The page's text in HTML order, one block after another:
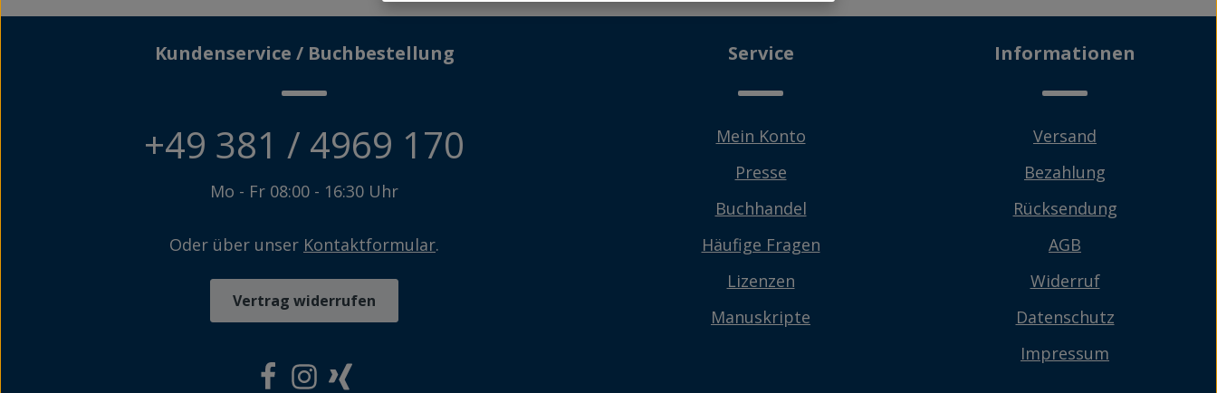
Kundenservice / Buchbestellung
+49 381 / 4969 170
Mo - Fr 08:00 - 16:30 Uhr
Oder über unser Kontaktformular.
Vertrag widerrufen
Service
Mein Konto
Presse
Buchhandel
Häufige Fragen
Lizenzen
Manuskripte
Informationen
Versand
Bezahlung
Rücksendung
AGB
Widerruf
Datenschutz
Impressum